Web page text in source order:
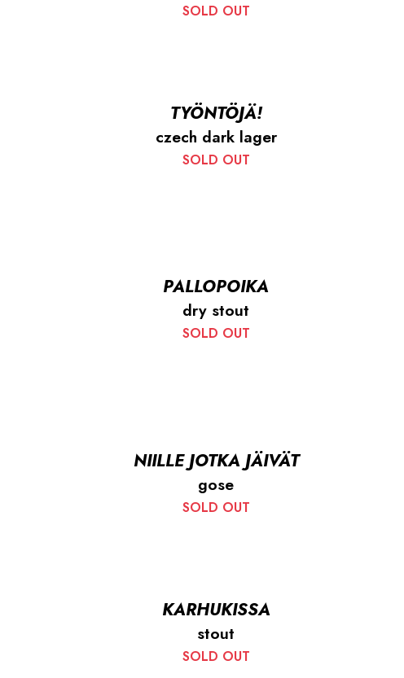
SOLD OUT
TYÖNTÖJÄ!
czech dark lager
SOLD OUT
PALLOPOIKA
dry stout
SOLD OUT
NIILLE JOTKA JÄIVÄT
gose
SOLD OUT
KARHUKISSA
stout
SOLD OUT